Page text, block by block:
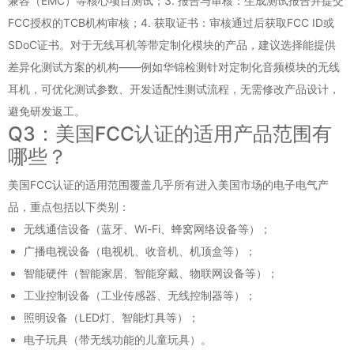
FCC授权的TCB机构审核；4. 获取证书：审核通过后获取FCC ID或
SDoC证书。对于无线耳机等带定制化模块的产品，建议选择能提供
差异化测试方案的机构——例如华锦检测针对定制化音频模块的无线
耳机，可优化测试参数、开发适配性测试流程，无需修改产品设计，
避免研发返工。
Q3：美国FCC认证的适用产品范围有
哪些？
美国FCC认证的适用范围覆盖几乎所有进入美国市场的电子电气产
品，重点包括以下类别：
无线通信设备（蓝牙、Wi-Fi、蜂窝网络设备等）；
广播电视设备（电视机、收音机、机顶盒等）；
智能硬件（智能家居、智能穿戴、物联网设备等）；
工业控制设备（工业传感器、无线控制器等）；
照明设备（LED灯、智能灯具等）；
电子玩具（带无线功能的儿童玩具）。